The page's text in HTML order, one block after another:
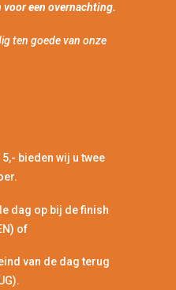
een overnachting.
ten goede van onze
bieden wij u twee
dag op bij de finish
of
van de dag terug